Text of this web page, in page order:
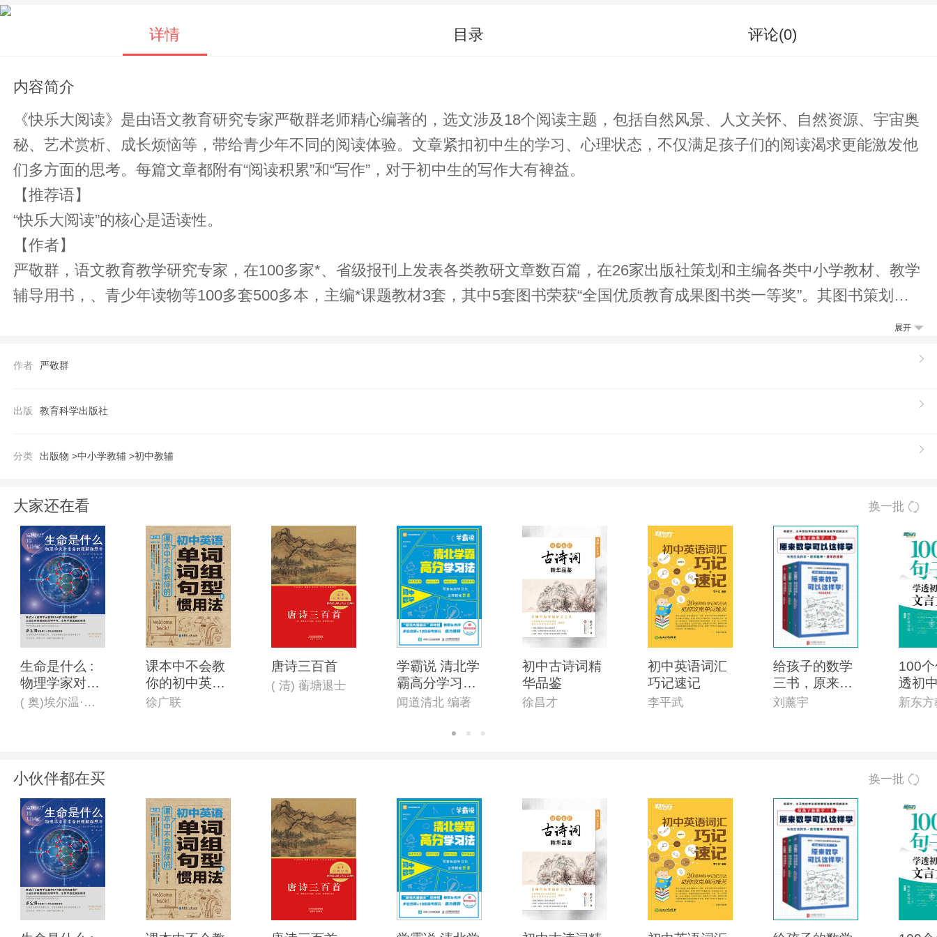
详情 目录 评论(0)
内容简介
《快乐大阅读》是由语文教育研究专家严敬群老师精心编著的，选文涉及18个阅读主题，包括自然风景、人文关怀、自然资源、宇宙奥
秘、艺术赏析、成长烦恼等，带给青少年不同的阅读体验。文章紧扣初中生的学习、心理状态，不仅满足孩子们的阅读渴求更能激发他
们多方面的思考。每篇文章都附有“阅读积累”和“写作”，对于初中生的写作大有裨益。
【推荐语】
“快乐大阅读”的核心是适读性。
【作者】
严敬群，语文教育教学研究专家，在100多家*、省级报刊上发表各类教研文章数百篇，在26家出版社策划和主编各类中小学教材、教学
辅导用书，、青少年读物等100多套500多本，主编*课题教材3套，其中5套图书荣获“全国优质教育成果图书类一等奖”。其图书策划思
展开
作者 严敬群
出版 教育科学出版社
分类 出版物 >中小学教辅 >初中教辅
大家还在看 换一批
生命是什么 :
物理学家对生
命的理解和思
( 奥)埃尔温·薛定谔
课本中不会教
你的初中英语
单词、词组、
徐广联
唐诗三百首
( 清) 蘅塘退士
学霸说 清北学
霸高分学习法
初中数学
闻道清北 编著
初中古诗词精
华品鉴
徐昌才
初中英语词汇
巧记速记
李平武
给孩子的数学
三书，原来数
学可以这样学
刘薰宇
100
透初
新东
小伙伴都在买 换一批